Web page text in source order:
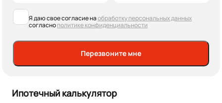
Я даю свое согласие наобработку персональных данных
согласнополитике конфиденциальности
Перезвоните мне
Ипотечный калькулятор